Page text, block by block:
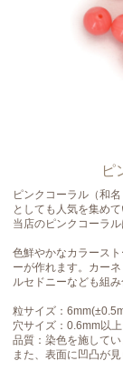
ピ
ピンクコーラル（和
としても人気を集めて
当店のピンクコーラ
色鮮やかなカラース
ーが作れます。カー
ルセドニーなども組
粒サイズ：
穴サイズ：0.6mm以上
品質：染色を施して
また、表面に凹凸が